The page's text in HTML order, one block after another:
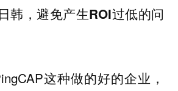
韩，避免产生ROI过低的问
这种做的好的企业，